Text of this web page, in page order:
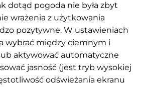
dotąd pogoda nie była zbyt
wrażenia z użytkowania
pozytywne. W ustawieniach
wybrać między ciemnym i
aktywować automatyczne
jasność (jest tryb wysokiej
odświeżania ekranu